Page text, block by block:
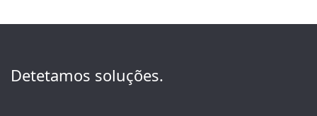
Detetamos soluções.